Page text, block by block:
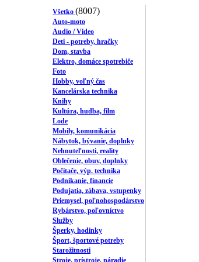
Všetko (8007)
Auto-moto
Audio / Video
Deti - potreby, hračky
Dom, stavba
Elektro, domáce spotrebiče
Foto
Hobby, voľný čas
Kancelárska technika
Knihy
Kultúra, hudba, film
Lode
Mobily, komunikácia
Nábytok, bývanie, doplnky
Nehnuteľnosti, reality
Oblečenie, obuv, doplnky
Počítače, výp. technika
Podnikanie, financie
Podujatia, zábava, vstupenky
Priemysel, poľnohospodárstvo
Rybárstvo, poľovníctvo
Služby
Šperky, hodinky
Šport, športové potreby
Starožitnosti
Stroje, prístroje, náradie